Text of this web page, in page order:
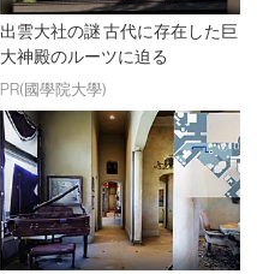
出雲大社の謎 古代に存在した巨
大神殿のルーツに迫る
PR(國學院大學)